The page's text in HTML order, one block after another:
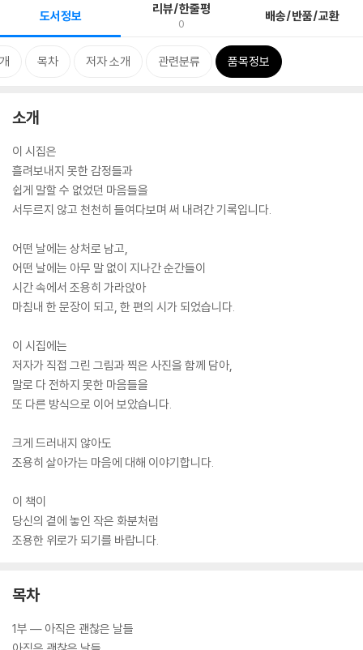
도서정보 리뷰/한줄평
0 배송/반품/교환
목차 저자 소개 관련분류 품목정보
소개
이 시집은
흘려보내지 못한 감정들과
쉽게 말할 수 없었던 마음들을
서두르지 않고 천천히 들여다보며 써 내려간 기록입니다.
어떤 날에는 상처로 남고,
어떤 날에는 아무 말 없이 지나간 순간들이
시간 속에서 조용히 가라앉아
마침내 한 문장이 되고, 한 편의 시가 되었습니다.
이 시집에는
저자가 직접 그린 그림과 찍은 사진을 함께 담아,
말로 다 전하지 못한 마음들을
또 다른 방식으로 이어 보았습니다.
크게 드러내지 않아도
조용히 살아가는 마음에 대해 이야기합니다.
이 책이
당신의 곁에 놓인 작은 화분처럼
조용한 위로가 되기를 바랍니다.
목차
1부 — 아직은 괜찮은 날들